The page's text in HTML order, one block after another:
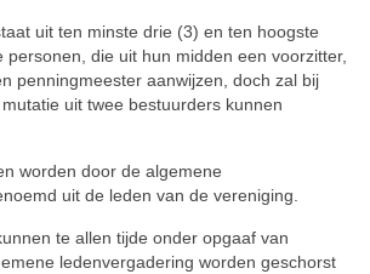
uit ten minste drie (3) en ten hoogste
personen, die uit hun midden een voorzitter,
penningmeester aanwijzen, doch zal bij
uit twee bestuurders kunnen
worden door de algemene
uit de leden van de vereniging.
te allen tijde onder opgaaf van
ledenvergadering worden geschorst